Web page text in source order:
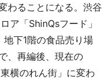
わることになる。渋谷
ア「ShinQsフード」
下1階の食品売り場
、再編後、現在の
横のれん街」に変わ